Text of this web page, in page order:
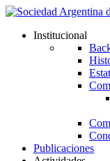
Institucional
Publicaciones